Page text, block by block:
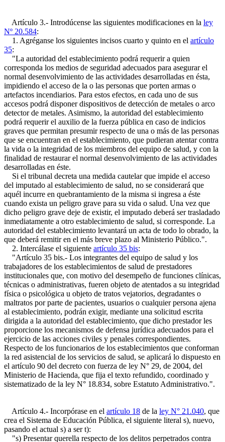
Artículo 3.- Introdúcense las siguientes modificaciones en la ley
Nº 20.584:
1. Agréganse los siguientes incisos cuarto y quinto en el artículo
35:
"La autoridad del establecimiento podrá requerir a quien
corresponda los medios de seguridad adecuados para asegurar el
normal desenvolvimiento de las actividades desarrolladas en ésta,
impidiendo el acceso de la o las personas que porten armas o
artefactos incendiarios. Para estos efectos, en cada uno de sus
accesos podrá disponer dispositivos de detección de metales o arco
detector de metales. Asimismo, la autoridad del establecimiento
podrá requerir el auxilio de la fuerza pública en caso de indicios
graves que permitan presumir respecto de una o más de las personas
que se encuentran en el establecimiento, que pudieran atentar contra
la vida o la integridad de los miembros del equipo de salud, y con la
finalidad de restaurar el normal desenvolvimiento de las actividades
desarrolladas en éste.
Si el tribunal decreta una medida cautelar que impide el acceso
del imputado al establecimiento de salud, no se considerará que
aquél incurre en quebrantamiento de la misma si ingresa a éste
cuando exista un peligro grave para su vida o salud. Una vez que
dicho peligro grave deje de existir, el imputado deberá ser trasladado
inmediatamente a otro establecimiento de salud, si corresponde. La
autoridad del establecimiento levantará un acta de todo lo obrado, la
que deberá remitir en el más breve plazo al Ministerio Público.".
2. Intercálase el siguiente artículo 35 bis:
"Artículo 35 bis.- Los integrantes del equipo de salud y los
trabajadores de los establecimientos de salud de prestadores
institucionales que, con motivo del desempeño de funciones clínicas,
técnicas o administrativas, fueren objeto de atentados a su integridad
física o psicológica u objeto de tratos vejatorios, degradantes o
maltratos por parte de pacientes, usuarios o cualquier persona ajena
al establecimiento, podrán exigir, mediante una solicitud escrita
dirigida a la autoridad del establecimiento, que dicho prestador les
proporcione los mecanismos de defensa jurídica adecuados para el
ejercicio de las acciones civiles y penales correspondientes.
Respecto de los funcionarios de los establecimientos que conforman
la red asistencial de los servicios de salud, se aplicará lo dispuesto en
el artículo 90 del decreto con fuerza de ley N° 29, de 2004, del
Ministerio de Hacienda, que fija el texto refundido, coordinado y
sistematizado de la ley N° 18.834, sobre Estatuto Administrativo.".
Artículo 4.- Incorpórase en el artículo 18 de la ley N° 21.040, que
crea el Sistema de Educación Pública, el siguiente literal s), nuevo,
pasando el actual s) a ser t):
"s) Presentar querella respecto de los delitos perpetrados contra